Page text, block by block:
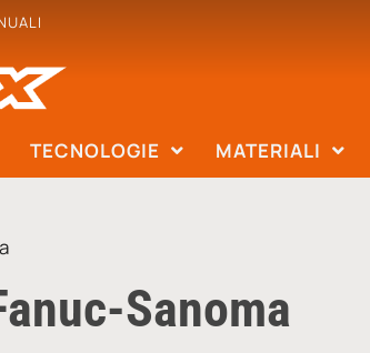
TECNOLOGIE MATERIALI
Sanoma